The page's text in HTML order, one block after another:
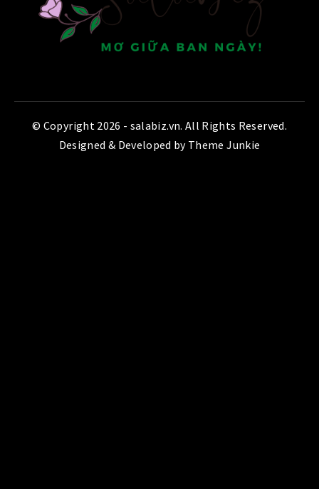
© Copyright 2026 - salabiz.vn. All Rights Reserved.
Designed & Developed by Theme Junkie